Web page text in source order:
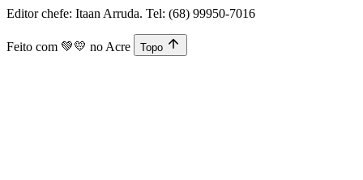
Editor chefe: Itaan Arruda. Tel: (68) 99950-7016
Feito com 💚💛 no Acre Topo